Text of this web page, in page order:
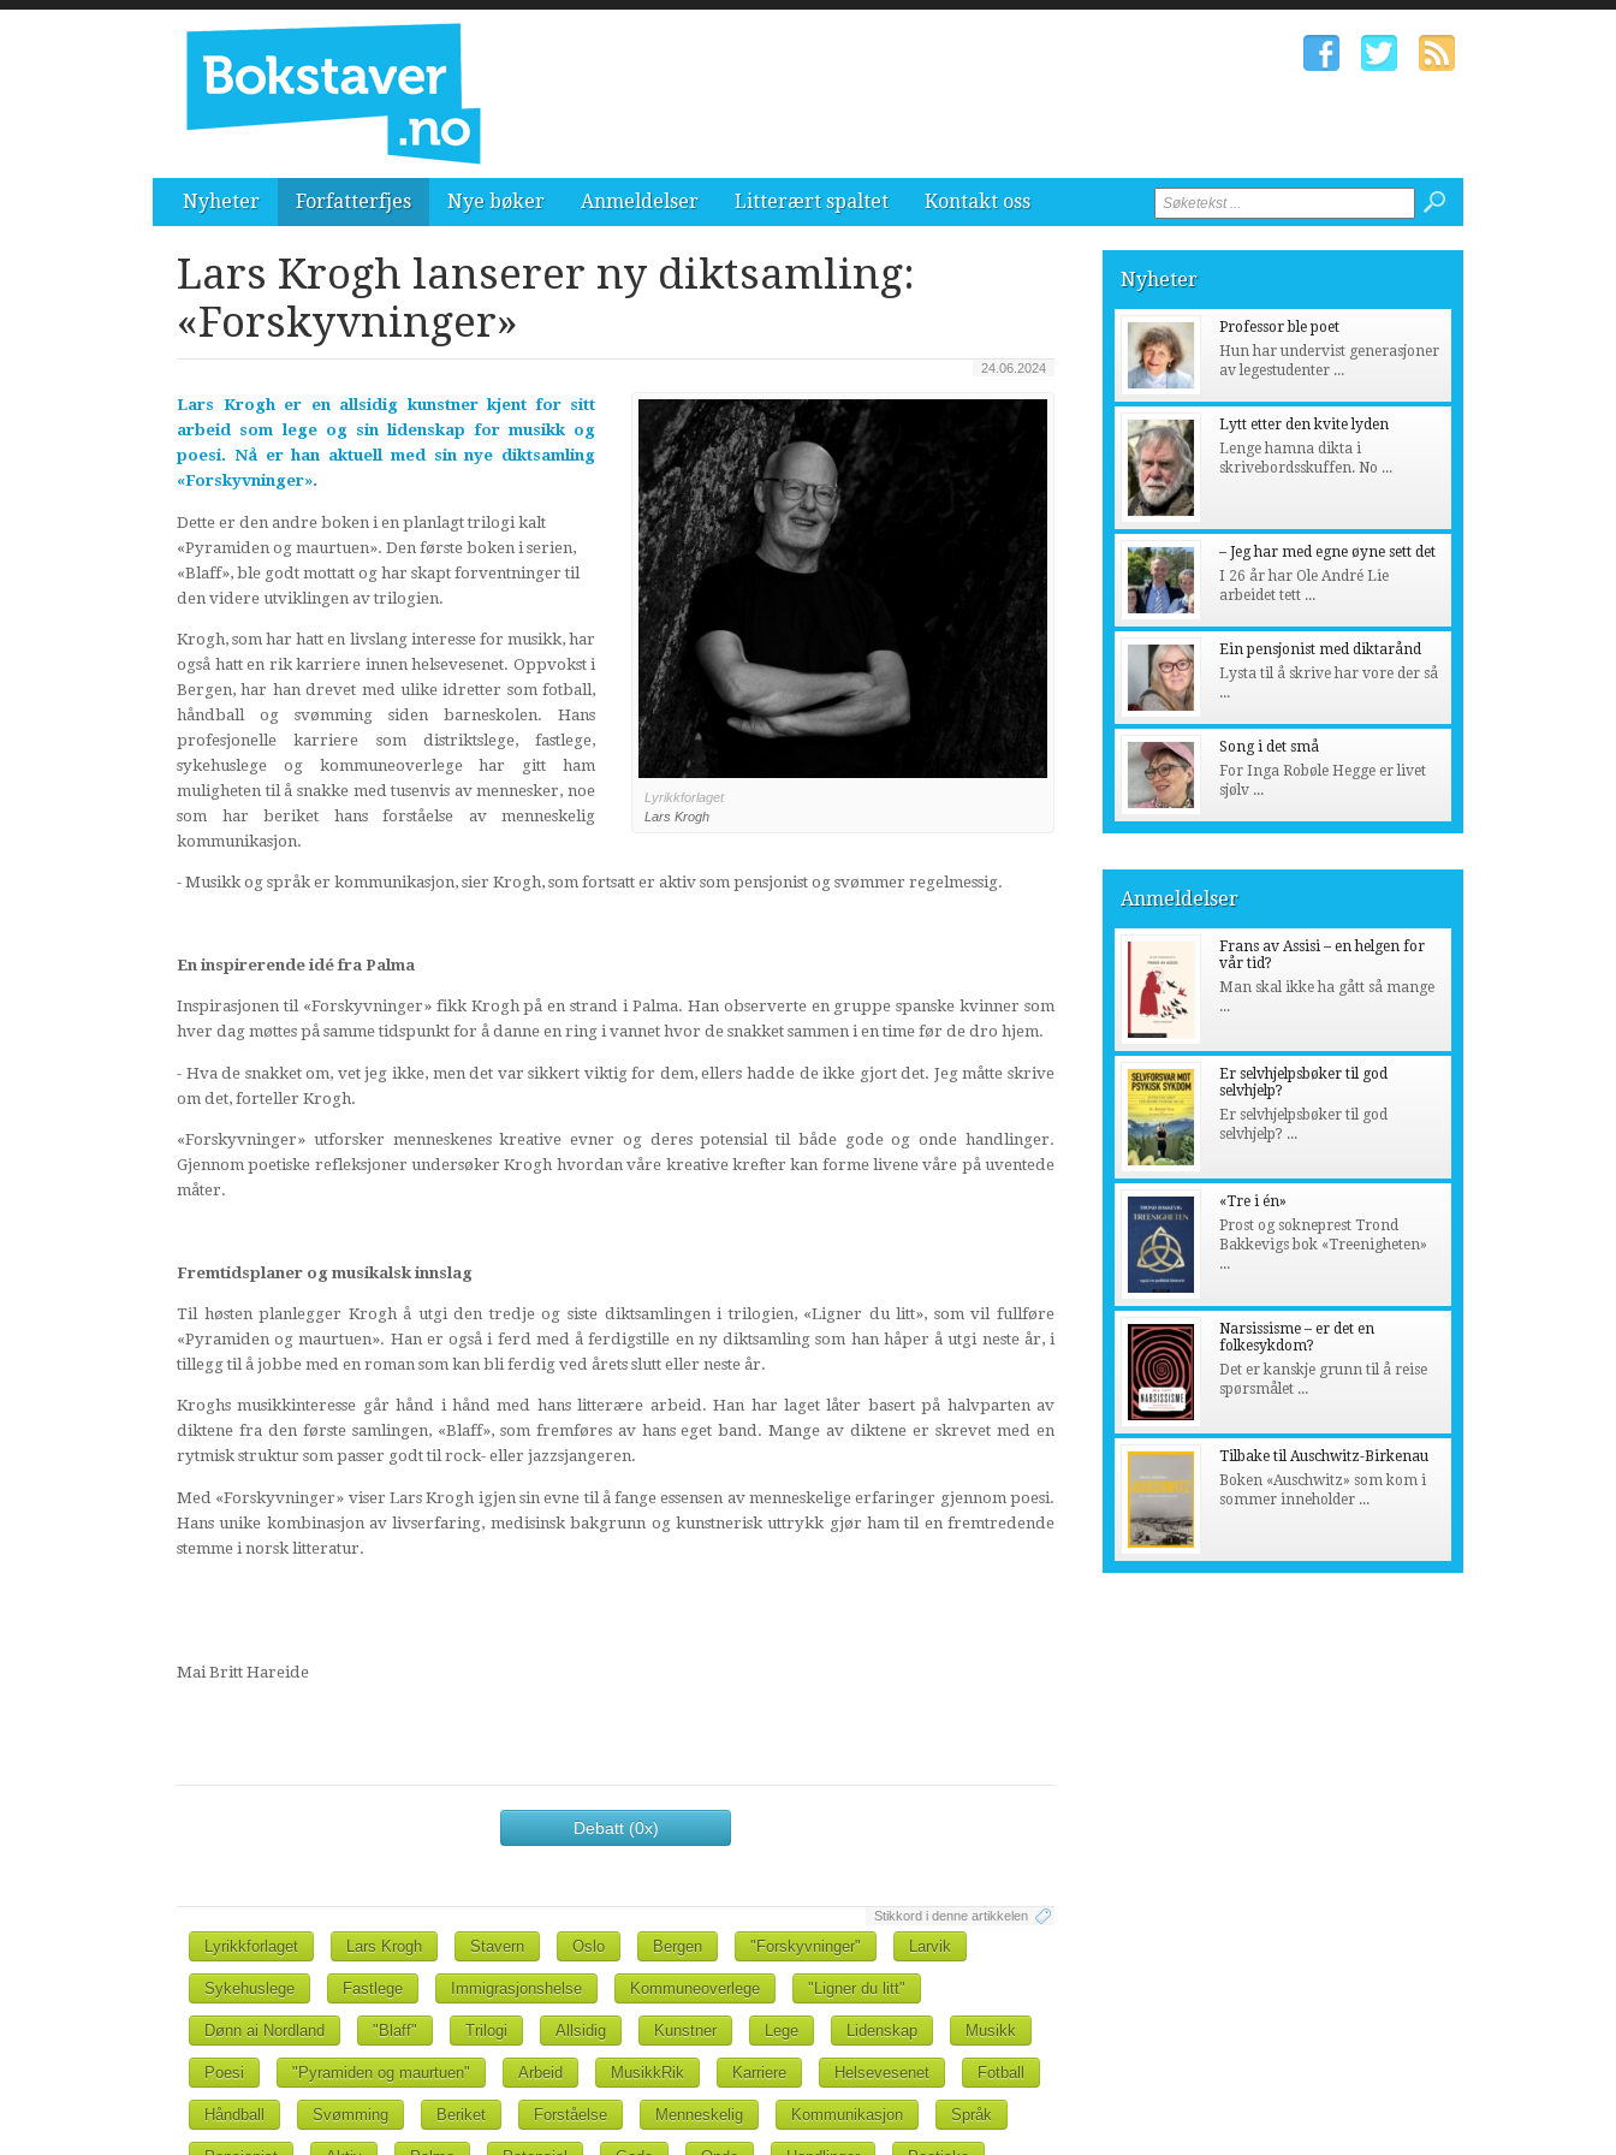
Nyheter Forfatterfjes Nye bøker Anmeldelser Litterært spaltet Kontakt oss
Lars Krogh lanserer ny diktsamling:
«Forskyvninger»
24.06.2024
Lyrikkforlaget
Lars Krogh
Lars Krogh er en allsidig kunstner kjent for sitt
arbeid som lege og sin lidenskap for musikk og
poesi. Nå er han aktuell med sin nye diktsamling
«Forskyvninger».
Dette er den andre boken i en planlagt trilogi kalt
«Pyramiden og maurtuen». Den første boken i serien,
«Blaff», ble godt mottatt og har skapt forventninger til
den videre utviklingen av trilogien.
Krogh, som har hatt en livslang interesse for musikk, har
også hatt en rik karriere innen helsevesenet. Oppvokst i
Bergen, har han drevet med ulike idretter som fotball,
håndball og svømming siden barneskolen. Hans
profesjonelle karriere som distriktslege, fastlege,
sykehuslege og kommuneoverlege har gitt ham
muligheten til å snakke med tusenvis av mennesker, noe
som har beriket hans forståelse av menneskelig
kommunikasjon.
- Musikk og språk er kommunikasjon, sier Krogh, som fortsatt er aktiv som pensjonist og svømmer regelmessig.
En inspirerende idé fra Palma
Inspirasjonen til «Forskyvninger» fikk Krogh på en strand i Palma. Han observerte en gruppe spanske kvinner som
hver dag møttes på samme tidspunkt for å danne en ring i vannet hvor de snakket sammen i en time før de dro hjem.
- Hva de snakket om, vet jeg ikke, men det var sikkert viktig for dem, ellers hadde de ikke gjort det. Jeg måtte skrive
om det, forteller Krogh.
«Forskyvninger» utforsker menneskenes kreative evner og deres potensial til både gode og onde handlinger.
Gjennom poetiske refleksjoner undersøker Krogh hvordan våre kreative krefter kan forme livene våre på uventede
måter.
Fremtidsplaner og musikalsk innslag
Til høsten planlegger Krogh å utgi den tredje og siste diktsamlingen i trilogien, «Ligner du litt», som vil fullføre
«Pyramiden og maurtuen». Han er også i ferd med å ferdigstille en ny diktsamling som han håper å utgi neste år, i
tillegg til å jobbe med en roman som kan bli ferdig ved årets slutt eller neste år.
Kroghs musikkinteresse går hånd i hånd med hans litterære arbeid. Han har laget låter basert på halvparten av
diktene fra den første samlingen, «Blaff», som fremføres av hans eget band. Mange av diktene er skrevet med en
rytmisk struktur som passer godt til rock- eller jazzsjangeren.
Med «Forskyvninger» viser Lars Krogh igjen sin evne til å fange essensen av menneskelige erfaringer gjennom poesi.
Hans unike kombinasjon av livserfaring, medisinsk bakgrunn og kunstnerisk uttrykk gjør ham til en fremtredende
stemme i norsk litteratur.
Mai Britt Hareide
Debatt (0x)
Stikkord i denne artikkelen
Lyrikkforlaget Lars Krogh Stavern Oslo Bergen "Forskyvninger" Larvik
Sykehuslege Fastlege Immigrasjonshelse Kommuneoverlege "Ligner du litt"
Dønn ai Nordland "Blaff" Trilogi Allsidig Kunstner Lege Lidenskap Musikk
Poesi "Pyramiden og maurtuen" Arbeid MusikkRik Karriere Helsevesenet Fotball
Håndball Svømming Beriket Forståelse Menneskelig Kommunikasjon Språk
Nyheter
Professor ble poet
Hun har undervist generasjoner
av legestudenter ...
Lytt etter den kvite lyden
Lenge hamna dikta i
skrivebordsskuffen. No ...
– Jeg har med egne øyne sett det
I 26 år har Ole André Lie
arbeidet tett ...
Ein pensjonist med diktarånd
Lysta til å skrive har vore der så
...
Song i det små
For Inga Robøle Hegge er livet
sjølv ...
Anmeldelser
Frans av Assisi – en helgen for
vår tid?
Man skal ikke ha gått så mange
...
Er selvhjelpsbøker til god
selvhjelp?
Er selvhjelpsbøker til god
selvhjelp? ...
«Tre i én»
Prost og sokneprest Trond
Bakkevigs bok «Treenigheten»
...
Narsissisme – er det en
folkesykdom?
Det er kanskje grunn til å reise
spørsmålet ...
Tilbake til Auschwitz-Birkenau
Boken «Auschwitz» som kom i
sommer inneholder ...